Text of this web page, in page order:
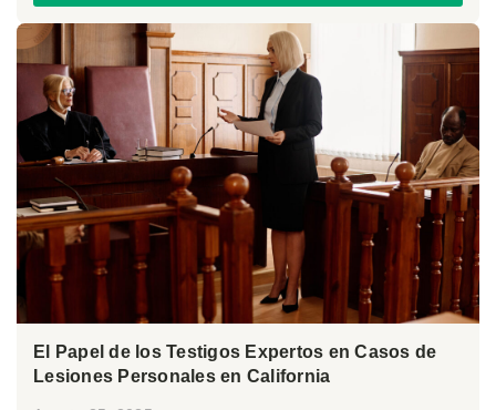
El Papel de los Testigos Expertos en Casos de
Lesiones Personales en California